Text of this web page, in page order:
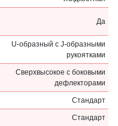
Да
U-образный с J-образными
рукоятками
Сверхвысокое с боковыми
дефлекторами
Стандарт
Стандарт